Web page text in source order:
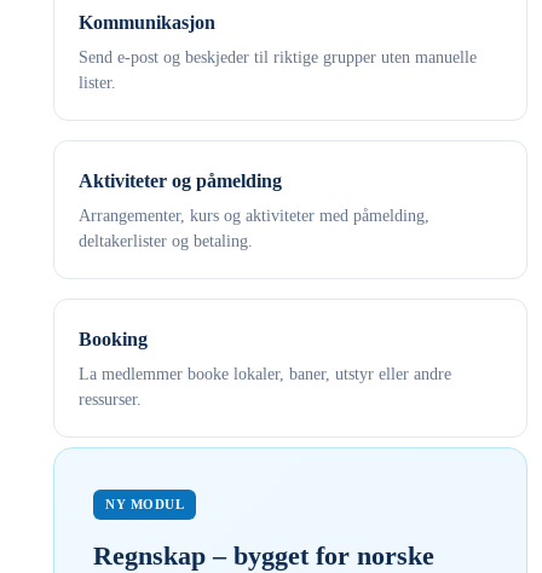
Kommunikasjon
Send e-post og beskjeder til riktige grupper uten manuelle
lister.
Aktiviteter og påmelding
Arrangementer, kurs og aktiviteter med påmelding,
deltakerlister og betaling.
Booking
La medlemmer booke lokaler, baner, utstyr eller andre
ressurser.
NY MODUL
Regnskap – bygget for norske